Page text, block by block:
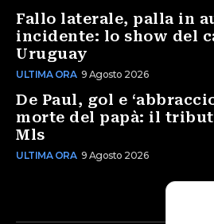
Fallo laterale, palla in
incidente: lo show del
Uruguay
ULTIMA ORA 9 Agosto 2026
De Paul, gol e
morte del papà: il
Mls
ULTIMA ORA 9 Agosto 2026